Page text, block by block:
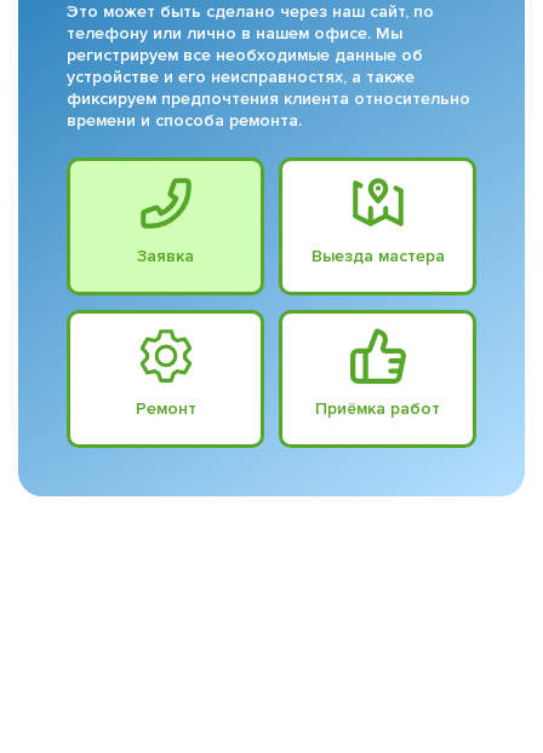
Это может быть сделано через наш сайт, по
телефону или лично в нашем офисе. Мы
регистрируем все необходимые данные об
устройстве и его неисправностях, а также
фиксируем предпочтения клиента относительно
времени и способа ремонта.
Заявка Выезда мастера
Ремонт Приёмка работ